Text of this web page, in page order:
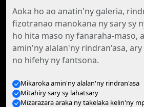
Aoka ho ao anatin'ny galeria,
fizotranao manokana ny sary sy
ho hita maso ny fanaraha-maso,
amin'ny alalan'ny rindran'asa, ary
no hifehy ny fantsona.
Mikaroka amin'ny alalan'ny rindran'asa
Mitahiry sary sy lahatsary
Mizarazara araka ny takelaka kelin'ny